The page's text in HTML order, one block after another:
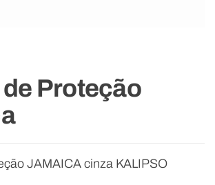
Proteção
JAMAICA cinza KALIPSO